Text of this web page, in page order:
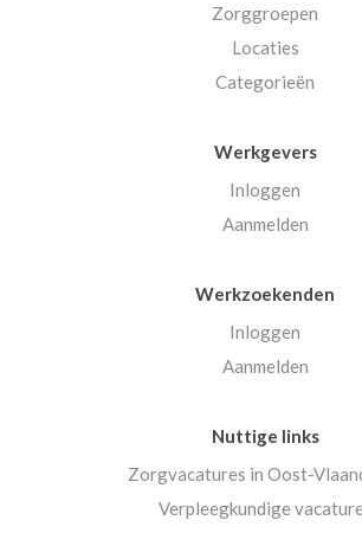
Zorggroepen
Locaties
Categorieën
Werkgevers
Inloggen
Aanmelden
Werkzoekenden
Inloggen
Aanmelden
Nuttige links
Zorgvacatures in Oost-
Verpleegkundige